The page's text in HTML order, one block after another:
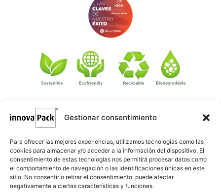
Gestionar consentimiento
Para ofrecer las mejores experiencias, utilizamos tecnologías como las
cookies para almacenar y/o acceder a la información del dispositivo. El
consentimiento de estas tecnologías nos permitirá procesar datos como
el comportamiento de navegación o las identificaciones únicas en este
sitio. No consentir o retirar el consentimiento, puede afectar
negativamente a ciertas características y funciones.
©·Créditos: Redacción: Innovapack · Diseño e implementación
web: Manel Caparrós · Servidores y publicación:
Contenido blog: conten.blog